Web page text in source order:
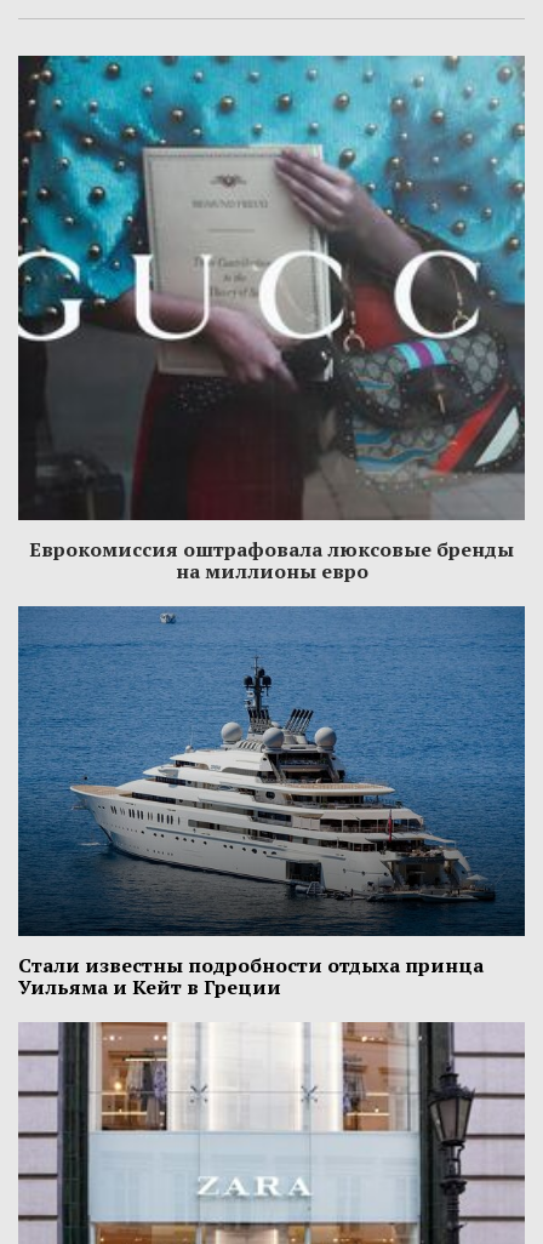
Еврокомиссия оштрафовала люксовые бренды
на миллионы евро
Стали известны подробности отдыха принца
Уильяма и Кейт в Греции